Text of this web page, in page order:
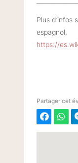
Plus d’infos
espagnol,
https://